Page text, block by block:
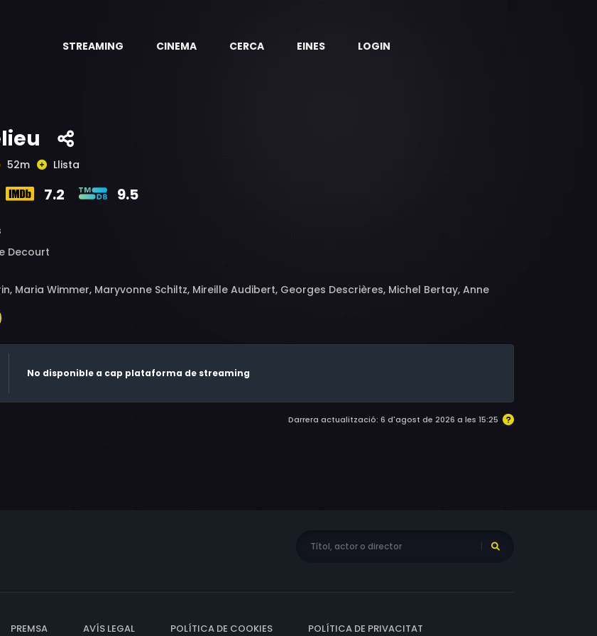
STREAMING CINEMA CERCA EINES LOGIN
52m Llista
7.2 9.5
Decourt
Maria Wimmer, Maryvonne Schiltz, Mireille Audibert, Georges Descrières, Michel Bertay, Anne
Caninenberg, Jan Hendriks, Werner Kreindl, Alexander Kerst, Malte Thorsten, Jean-Pierre
Vernier, Marie-Christine Demarest, Jacques Rosny
No disponible a cap plataforma de streaming
Darrera actualització: 6 d'agost de 2026 a les 15:25
PREMSA AVÍS LEGAL POLÍTICA DE COOKIES POLÍTICA DE PRIVACITAT